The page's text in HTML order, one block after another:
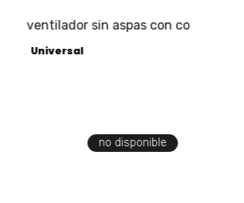
sin aspas con control
no disponible